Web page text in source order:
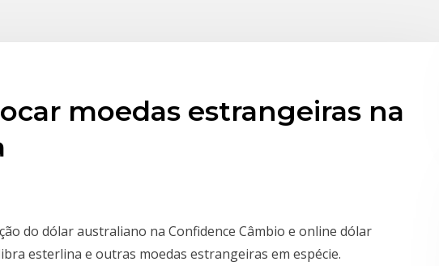
moedas estrangeiras na
do dólar australiano na Confidence Câmbio e online dólar
esterlina e outras moedas estrangeiras em espécie.